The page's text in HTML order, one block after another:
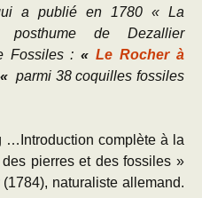
a publié en 1780 « La
posthume de Dezallier
Fossiles :«Le Rocher à
« parmi 38 coquilles fossiles
…Introduction complète à la
pierres et des fossiles »
(1784), naturaliste allemand.